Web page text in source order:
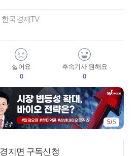
한국경제TV
싫어요
0
후속기사 원해요
0
5/5
지면 구독신청